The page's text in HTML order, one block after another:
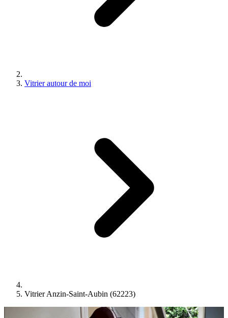
Vitrier autour de moi
Vitrier Anzin-Saint-Aubin (62223)